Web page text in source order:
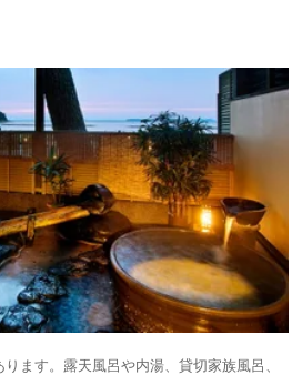
ます。露天風呂や内湯、貸切家族風呂、